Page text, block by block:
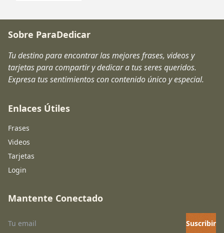
Sobre ParaDedicar
Tu destino para encontrar las mejores frases, videos y
tarjetas para compartir y dedicar a tus seres queridos.
Expresa tus sentimientos con contenido único y especial.
Enlaces Útiles
Frases
Videos
Tarjetas
Login
Mantente Conectado
Suscribir